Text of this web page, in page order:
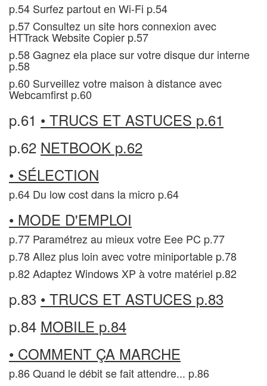
p.54 Surfez partout en Wi-Fi p.54
p.57 Consultez un site hors connexion avec
HTTrack Website Copier p.57
p.58 Gagnez ela place sur votre disque dur interne
p.58
p.60 Surveillez votre maison à distance avec
Webcamfirst p.60
p.61 • TRUCS ET ASTUCES p.61
p.62 NETBOOK p.62
• SÉLECTION
p.64 Du low cost dans la micro p.64
• MODE D'EMPLOI
p.77 Paramétrez au mieux votre Eee PC p.77
p.78 Allez plus loin avec votre miniportable p.78
p.82 Adaptez Windows XP à votre matériel p.82
p.83 • TRUCS ET ASTUCES p.83
p.84 MOBILE p.84
• COMMENT ÇA MARCHE
p.86 Quand le débit se fait attendre... p.86